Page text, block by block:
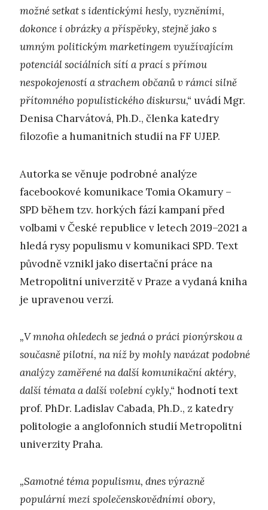
možné setkat s identickými hesly, vyzněními,
dokonce i obrázky a příspěvky, stejně jako s
umným politickým marketingem využívajícím
potenciál sociálních sítí a prací s přímou
nespokojeností a strachem občanů v rámci silně
přítomného populistického diskursu,“ uvádí Mgr.
Denisa Charvátová, Ph.D., členka katedry
filozofie a humanitních studií na FF UJEP.
Autorka se věnuje podrobné analýze
facebookové komunikace Tomia Okamury –
SPD během tzv. horkých fází kampaní před
volbami v České republice v letech 2019–2021 a
hledá rysy populismu v komunikaci SPD. Text
původně vznikl jako disertační práce na
Metropolitní univerzitě v Praze a vydaná kniha
je upravenou verzí.
„V mnoha ohledech se jedná o práci pionýrskou a
současně pilotní, na níž by mohly navázat podobné
analýzy zaměřené na další komunikační aktéry,
další témata a další volební cykly,“ hodnotí text
prof. PhDr. Ladislav Cabada, Ph.D., z katedry
politologie a anglofonních studií Metropolitní
univerzity Praha.
„Samotné téma populismu, dnes výrazně
populární mezi společenskovědními obory,